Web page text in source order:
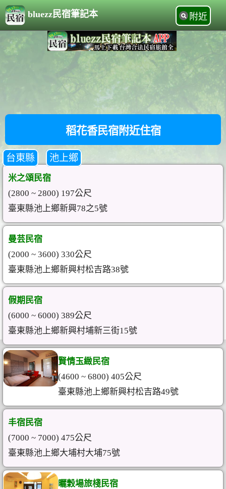
bluezz民宿筆記本 附近
稻花香民宿附近住宿
台東縣 池上鄉
米之頌民宿
(2800 ~ 2800) 197公尺
臺東縣池上鄉新興78之5號
曼芸民宿
(2000 ~ 3600) 330公尺
臺東縣池上鄉新興村松吉路38號
假期民宿
(6000 ~ 6000) 389公尺
臺東縣池上鄉新興村埔新三街15號
賢情玉緻民宿
(4600 ~ 6800) 405公尺
臺東縣池上鄉新興村松吉路49號
丰宿民宿
(7000 ~ 7000) 475公尺
臺東縣池上鄉大埔村大埔75號
曬穀場旅棧民宿